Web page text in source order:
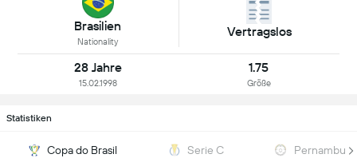
Brasilien
Nationality
Vertragslos
28 Jahre
15.02.1998
1.75
Größe
Statistiken
Copa do Brasil Serie C